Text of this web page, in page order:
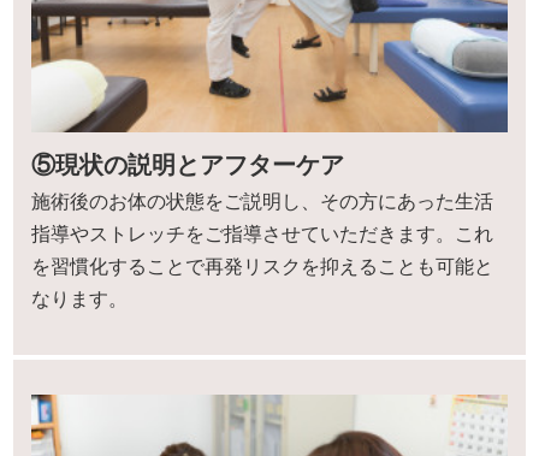
⑤現状の説明とアフターケア
施術後のお体の状態をご説明し、その方にあった生活
指導やストレッチをご指導させていただきます。これ
を習慣化することで再発リスクを抑えることも可能と
なります。